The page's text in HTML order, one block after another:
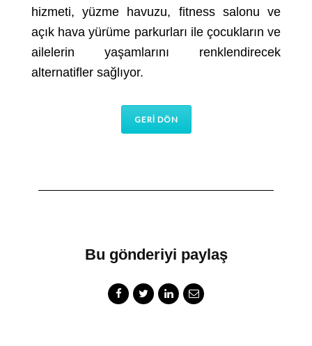
hizmeti, yüzme havuzu, fitness salonu ve
açık hava yürüme parkurları ile çocukların ve
ailelerin yaşamlarını renklendirecek
alternatifler sağlıyor.
GERİ DÖN
Bu gönderiyi paylaş